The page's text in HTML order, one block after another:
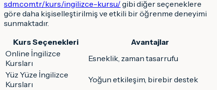
sdm.com.tr/kurs/ingilizce-kursu/ gibi diğer seçeneklere
göre daha kişiselleştirilmiş ve etkili bir öğrenme deneyimi
sunmaktadır.
Kurs Seçenekleri
Avantajlar
Online İngilizce
Kursları
Esneklik, zaman tasarrufu
Yüz Yüze İngilizce
Kursları
Yoğun etkileşim, birebir destek